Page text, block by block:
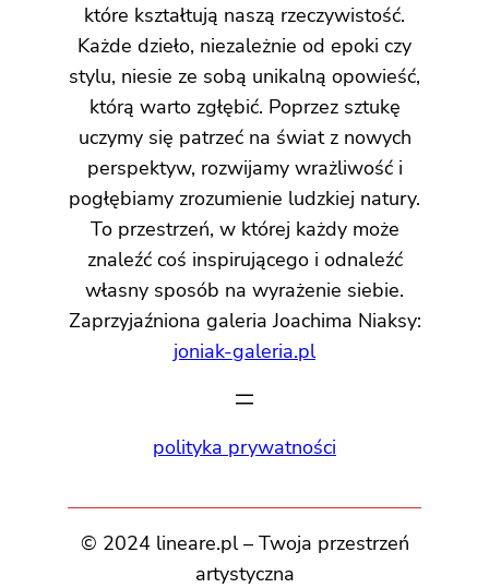
które kształtują naszą rzeczywistość.
Każde dzieło, niezależnie od epoki czy
stylu, niesie ze sobą unikalną opowieść,
którą warto zgłębić. Poprzez sztukę
uczymy się patrzeć na świat z nowych
perspektyw, rozwijamy wrażliwość i
pogłębiamy zrozumienie ludzkiej natury.
To przestrzeń, w której każdy może
znaleźć coś inspirującego i odnaleźć
własny sposób na wyrażenie siebie.
Zaprzyjaźniona galeria Joachima Niaksy:
joniak-galeria.pl
polityka prywatności
© 2024 lineare.pl – Twoja przestrzeń
artystyczna